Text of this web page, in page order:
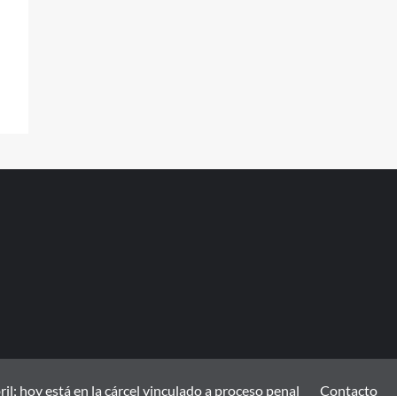
hoy está en la cárcel vinculado a proceso penal Contacto